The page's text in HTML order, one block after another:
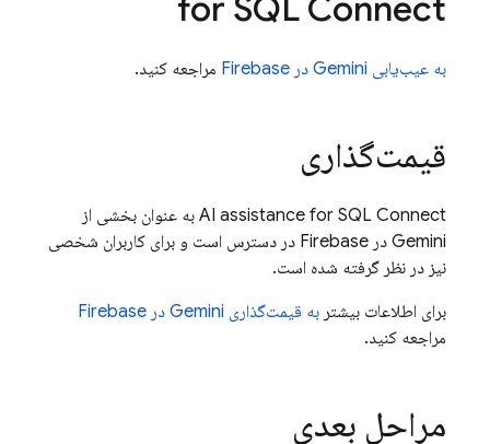
for SQL Connect
به عیب‌یابی Gemini در Firebase مراجعه کنید.
قیمت‌گذاری
AI assistance for SQL Connect
به عنوان بخشی از
Gemini در
Firebase در دسترس است و برای کاربران شخصی
نیز در نظر گرفته شده است.
برای اطلاعات بیشتر به قیمت‌گذاری Gemini در
Firebase
مراجعه کنید.
مراحل بعدی